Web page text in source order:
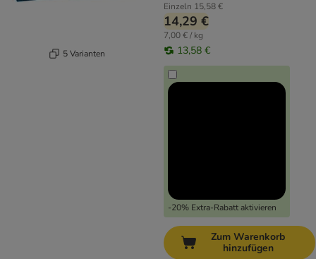
5 Varianten
Einzeln 15,58 €
14,29 €
7,00 € / kg
13,58 €
-20% Extra-Rabatt aktivieren
Zum Warenkorb
hinzufügen